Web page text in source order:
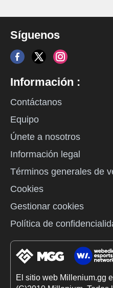
Síguenos
Información :
Contáctanos
Equipo
Únete a nosotros
Información legal
Términos generales de
Cookies
Gestionar cookies
Política de
El sitio web Millenium.gg